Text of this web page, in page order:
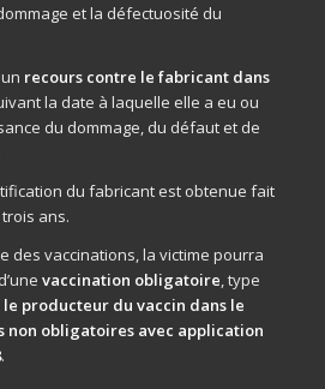
et la défectuosité du
recours contre le fabricant dans
la date à laquelle elle a eu ou
du dommage, du défaut et de
du fabricant est obtenue fait
ans.
des vaccinations, la victime pourra
vaccination obligatoire, type
le producteur du vaccin dans le
non obligatoires avec application
.